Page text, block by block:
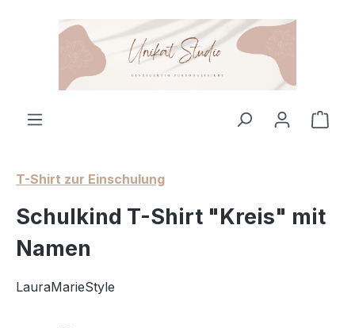
Zum Hauptinhalt springen
T-Shirt zur Einschulung
Schulkind T-Shirt "Kreis" mit
Namen
LauraMarieStyle